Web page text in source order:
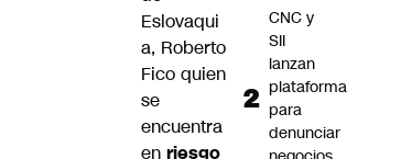
Eslovaqui
a, Roberto
Fico quien
se
encuentra
en riesgo
CNC y
SII
lanzan
plataforma
para
denunciar